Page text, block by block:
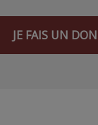
JE FAIS UN DON